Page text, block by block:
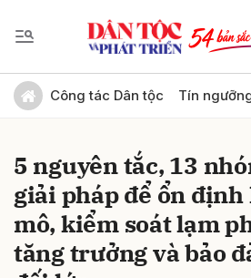
Công tác Dân tộc Tín
5 nguyên tắc, 13
giải pháp để ổn
mô, kiểm soát lạm
tăng trưởng và bảo
Gửi bình luận